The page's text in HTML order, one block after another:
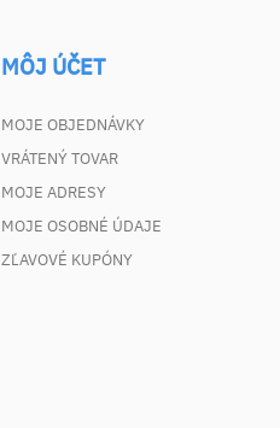
MÔJ ÚČET
MOJE OBJEDNÁVKY
VRÁTENÝ TOVAR
MOJE ADRESY
MOJE OSOBNÉ ÚDAJE
ZĽAVOVÉ KUPÓNY